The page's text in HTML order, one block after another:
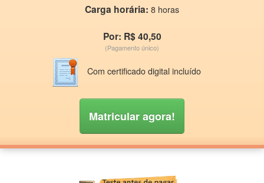
Carga horária: 8 horas
Por: R$ 40,50
(Pagamento único)
Com certificado digital incluído
Matricular agora!